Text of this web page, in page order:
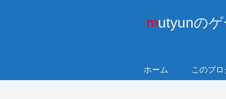
mutyunの
ホーム このブ